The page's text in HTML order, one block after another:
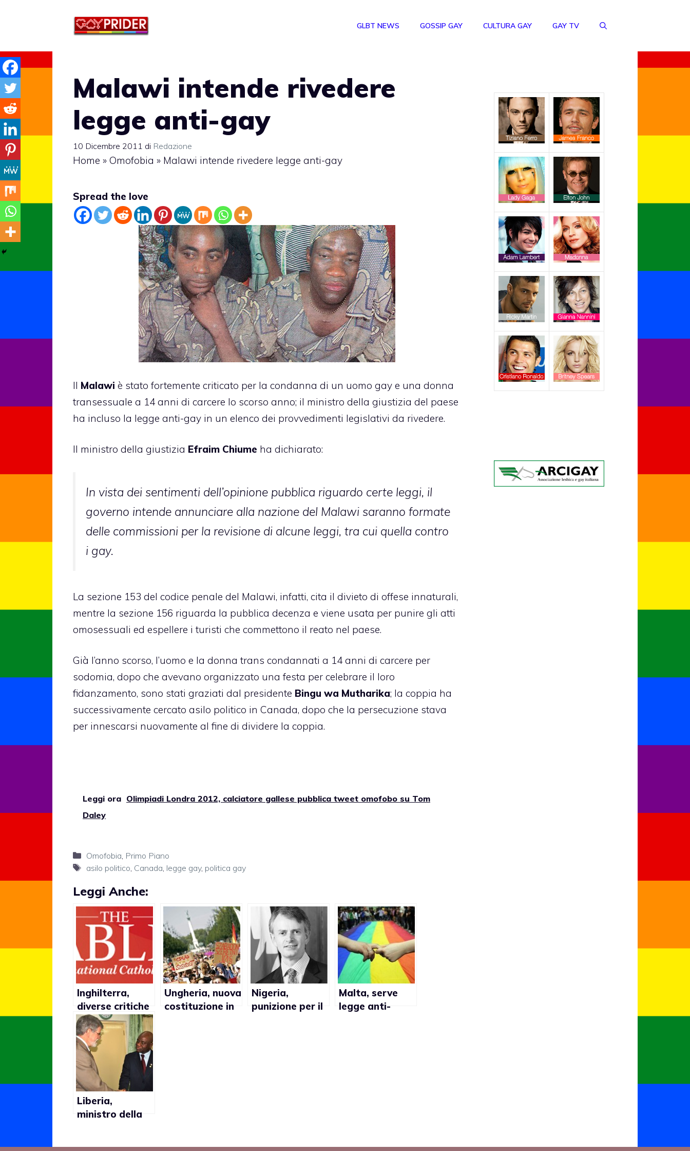
GLBT NEWS GOSSIP GAY CULTURA GAY GAY TV
Malawi intende rivedere
legge anti-gay
10 Dicembre 2011 di Redazione
Home » Omofobia » Malawi intende rivedere legge anti-gay
Spread the love
Il Malawi è stato fortemente criticato per la condanna di un uomo gay e una donna
transessuale a 14 anni di carcere lo scorso anno; il ministro della giustizia del paese
ha incluso la legge anti-gay in un elenco dei provvedimenti legislativi da rivedere.
Il ministro della giustizia Efraim Chiume ha dichiarato:
In vista dei sentimenti dell’opinione pubblica riguardo certe leggi, il
governo intende annunciare alla nazione del Malawi saranno formate
delle commissioni per la revisione di alcune leggi, tra cui quella contro
i gay.
La sezione 153 del codice penale del Malawi, infatti, cita il divieto di offese innaturali,
mentre la sezione 156 riguarda la pubblica decenza e viene usata per punire gli atti
omosessuali ed espellere i turisti che commettono il reato nel paese.
Già l’anno scorso, l’uomo e la donna trans condannati a 14 anni di carcere per
sodomia, dopo che avevano organizzato una festa per celebrare il loro
fidanzamento, sono stati graziati dal presidente Bingu wa Mutharika; la coppia ha
successivamente cercato asilo politico in Canada, dopo che la persecuzione stava
per innescarsi nuovamente al fine di dividere la coppia.
Leggi ora Olimpiadi Londra 2012, calciatore gallese pubblica tweet omofobo su Tom
Daley
Categorie
Omofobia Primo Piano
Tag
asilo politico Canada legge gay, politica gay
Leggi Anche:
Inghilterra,
diverse critiche
della Chiesa
verso
l’approvazione
del matrimonio
gay
Ungheria, nuova
costituzione in
Nigeria,
punizione per il
Malta, serve
legge anti-
Liberia,
ministro della